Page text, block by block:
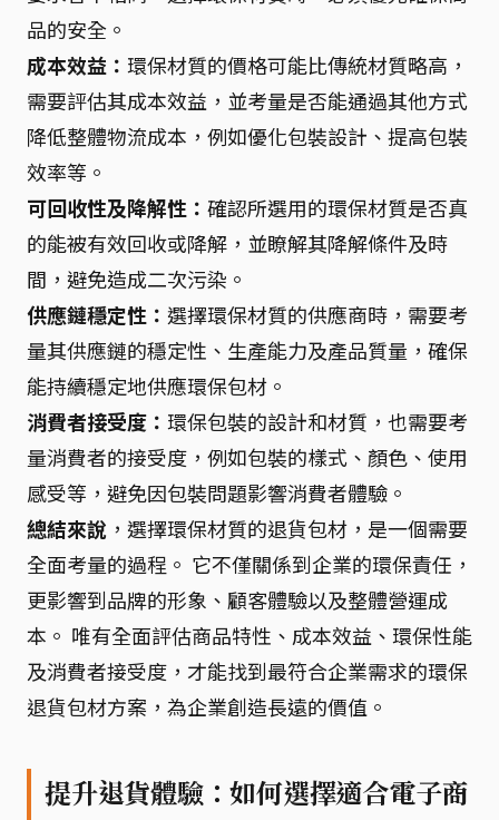
品的安全。
成本效益： 環保材質的價格可能比傳統材質略高，
需要評估其成本效益，並考量是否能通過其他方式
降低整體物流成本，例如優化包裝設計、提高包裝
效率等。
可回收性及降解性： 確認所選用的環保材質是否真
的能被有效回收或降解，並瞭解其降解條件及時
間，避免造成二次污染。
供應鏈穩定性： 選擇環保材質的供應商時，需要考
量其供應鏈的穩定性、生產能力及產品質量，確保
能持續穩定地供應環保包材。
消費者接受度： 環保包裝的設計和材質，也需要考
量消費者的接受度，例如包裝的樣式、顏色、使用
感受等，避免因包裝問題影響消費者體驗。
總結來說 ，選擇環保材質的退貨包材，是一個需要
全面考量的過程。 它不僅關係到企業的環保責任，
更影響到品牌的形象、顧客體驗以及整體營運成
本。 唯有全面評估商品特性、成本效益、環保性能
及消費者接受度，才能找到最符合企業需求的環保
退貨包材方案，為企業創造長遠的價值。
提升退貨體驗：如何選擇適合電子商